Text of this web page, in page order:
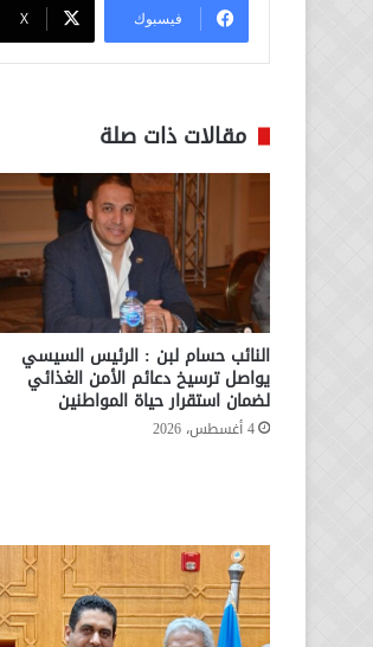
فيسبوك ‫X
مقالات ذات صلة
النائب حسام لبن : الرئيس السيسي
يواصل ترسيخ دعائم الأمن الغذائي
لضمان استقرار حياة المواطنين
4 أغسطس، 2026